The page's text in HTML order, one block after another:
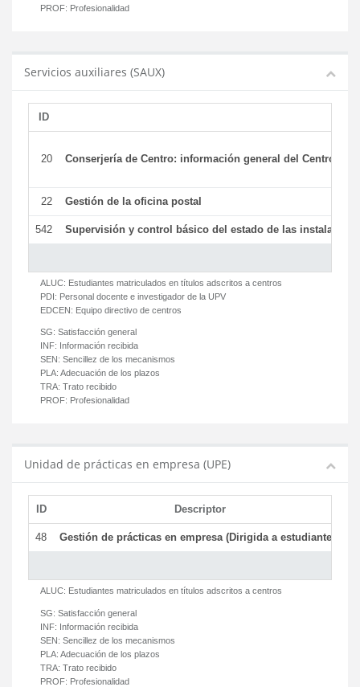
PROF: Profesionalidad
Servicios auxiliares (SAUX)
ID
20 Conserjería de Centro: información general del Centro y
22 Gestión de la oficina postal
542 Supervisión y control básico del estado de las
ALUC: Estudiantes matriculados en títulos adscritos a centros
PDI: Personal docente e investigador de la UPV
EDCEN: Equipo directivo de centros
SG: Satisfacción general
INF: Información recibida
SEN: Sencillez de los mecanismos
PLA: Adecuación de los plazos
TRA: Trato recibido
PROF: Profesionalidad
Unidad de prácticas en empresa (UPE)
ID Descriptor
48 Gestión de prácticas en empresa (Dirigida a estudiantes)
ALUC: Estudiantes matriculados en títulos adscritos a centros
SG: Satisfacción general
INF: Información recibida
SEN: Sencillez de los mecanismos
PLA: Adecuación de los plazos
TRA: Trato recibido
PROF: Profesionalidad